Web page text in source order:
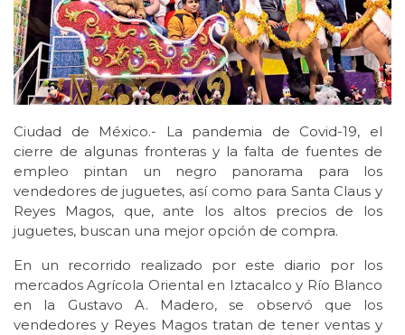
Ciudad de México.- La pandemia de Covid-19, el
cierre de algunas fronteras y la falta de fuentes de
empleo pintan un negro panorama para los
vendedores de juguetes, así como para Santa Claus y
Reyes Magos, que, ante los altos precios de los
juguetes, buscan una mejor opción de compra.
En un recorrido realizado por este diario por los
mercados Agrícola Oriental en Iztacalco y Río Blanco
en la Gustavo A. Madero, se observó que los
vendedores y Reyes Magos tratan de tener ventas y